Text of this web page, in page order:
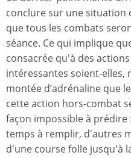
conclure sur une situation
que tous les combats
séance. Ce qui implique
consacrée qu'à des
intéressantes soient-elles,
montée d’adrénaline que
cette action hors-combat
façon impossible à
temps à remplir, d'autres
d'une course folle jusqu'à